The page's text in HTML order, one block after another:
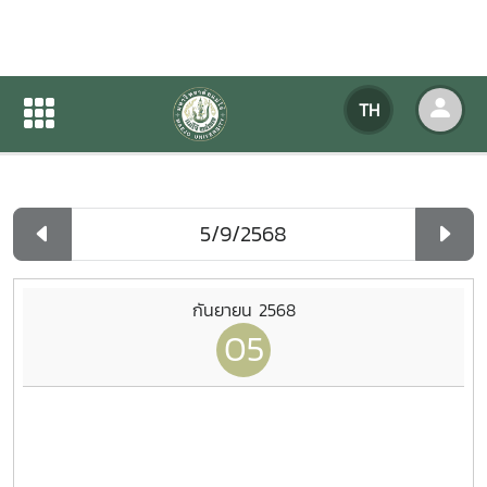
TH
ปฏิทินกิจกรรมของหน่วยงาน
ปฏิทินกิจกรรมของหน่วยงาน
กันยายน 2568
05